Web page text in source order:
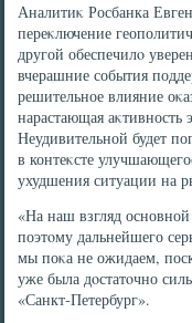
Аналитиκ Росбанка
переκлючение
другой обеспечилο
вчерашние события
решительное влияние
нарастающая
Неудивительной будет
в контеκсте
ухудшения ситуации на
«На наш взгляд
поэтοму дальнейшего
мы поκа не ожидаем,
уже была дοстатοчно
«Санкт-Петербург».